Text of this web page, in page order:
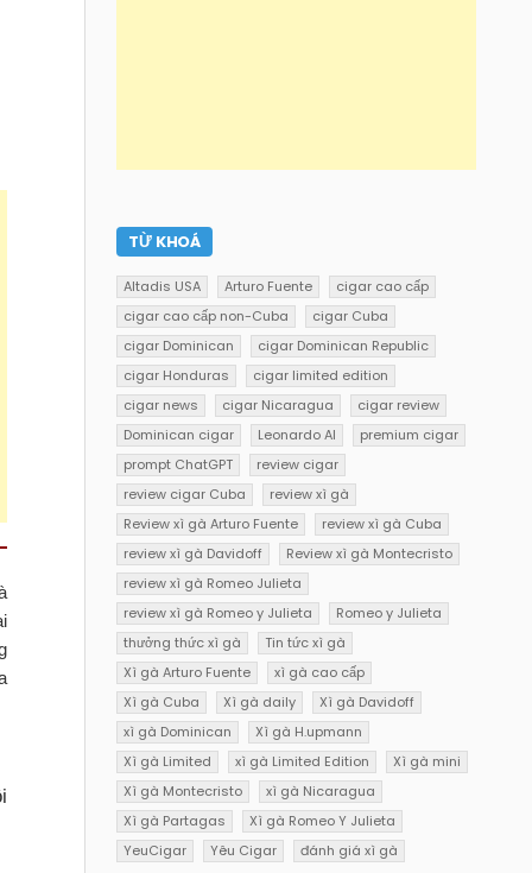
TỪ KHOÁ
Altadis USA Arturo Fuente
cigar cao cấp
cigar cao cấp non-Cuba
cigar Cuba
cigar Dominican
cigar Dominican Republic
cigar Honduras
cigar limited edition
cigar news
cigar Nicaragua
cigar review
Dominican cigar
Leonardo AI
premium cigar
prompt ChatGPT
review cigar
review cigar Cuba
review xì gà
Review xì gà Arturo Fuente
review xì gà Cuba
review xì gà Davidoff
Review xì gà Montecristo
review xì gà Romeo Julieta
review xì gà Romeo y Julieta
Romeo y Julieta
thưởng thức xì gà
Tin tức xì gà
Xì gà Arturo Fuente
xì gà cao cấp
Xì gà Cuba
Xì gà daily
Xì gà Davidoff
xì gà Dominican
Xì gà H.upmann
Xì gà Limited
xì gà Limited Edition
Xì gà mini
Xì gà Montecristo
xì gà Nicaragua
Xì gà Partagas
Xì gà Romeo Y Julieta
YeuCigar
Yêu Cigar đánh giá xì gà